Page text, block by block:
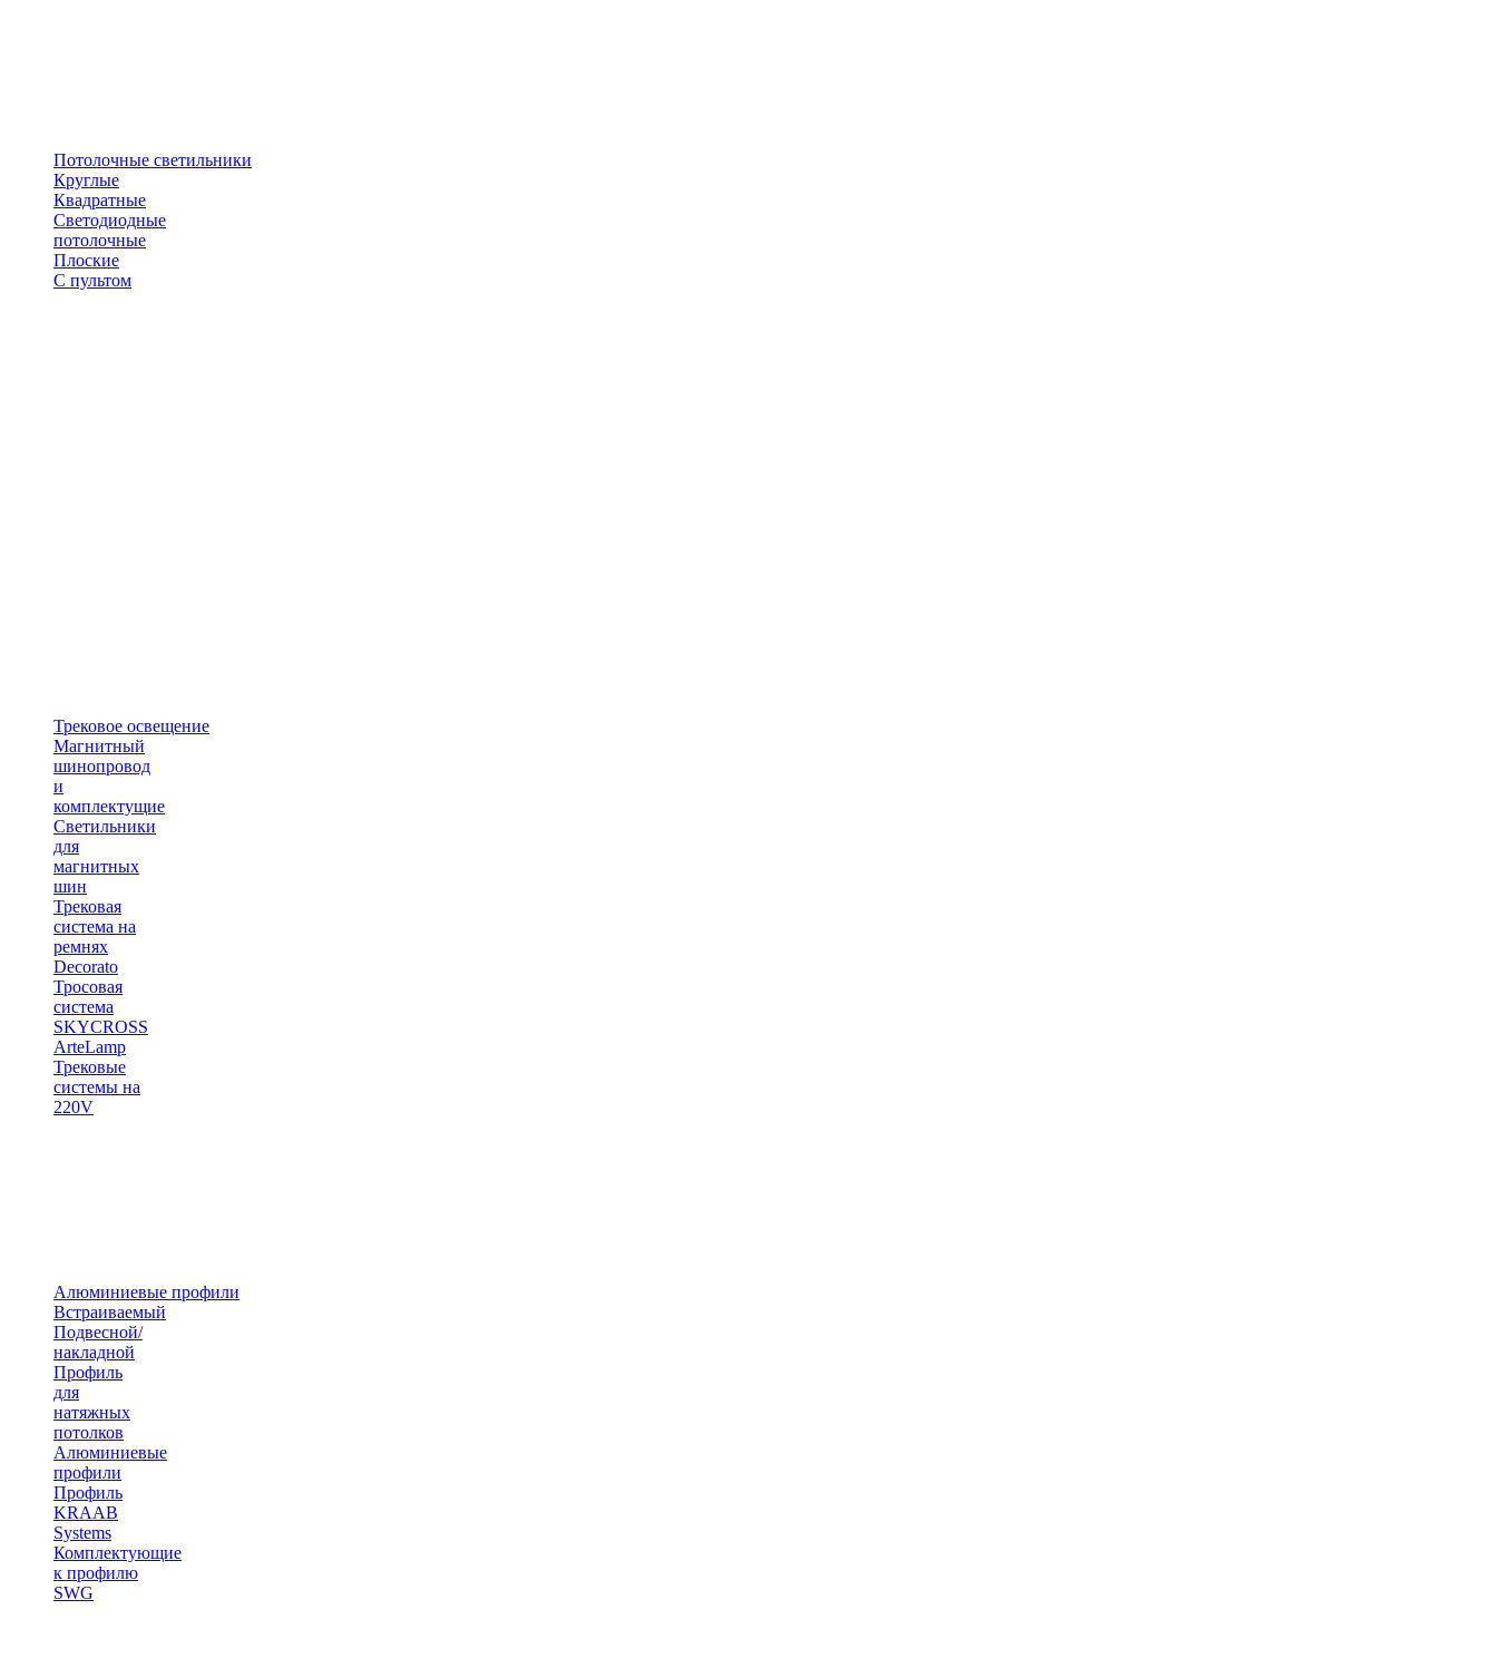
Потолочные светильники
Круглые
Квадратные
Светодиодные
потолочные
Плоские
С пультом
Трековое освещение
Магнитный
шинопровод
и
комплектущие
Светильники
для
магнитных
шин
Трековая
система на
ремнях
Decorato
Тросовая
система
SKYCROSS
ArteLamp
Трековые
системы на
220V
Алюминиевые профили
Встраиваемый
Подвесной/
накладной
Профиль
для
натяжных
потолков
Алюминиевые
профили
Профиль
KRAAB
Systems
Комплектующие
к профилю
SWG